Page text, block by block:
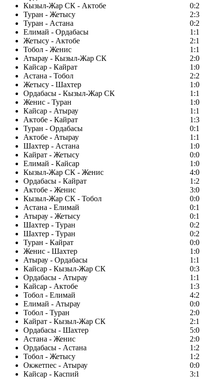
Кызыл-Жар СК - Актобе
0:2
Туран - Жетысу
2:3
Туран - Астана
0:2
Елимай - Ордабасы
1:1
Жетысу - Актобе
2:1
Тобол - Женис
1:1
Атырау - Кызыл-Жар СК
2:0
Кайсар - Кайрат
1:0
Астана - Тобол
2:2
Жетысу - Шахтер
1:0
Ордабасы - Кызыл-Жар СК
1:1
Женис - Туран
1:0
Кайсар - Атырау
1:1
Актобе - Кайрат
1:3
Туран - Ордабасы
0:1
Актобе - Атырау
1:1
Шахтер - Астана
1:0
Кайрат - Жетысу
0:0
Елимай - Кайсар
1:0
Кызыл-Жар СК - Женис
4:0
Ордабасы - Кайрат
1:2
Актобе - Женис
3:0
Кызыл-Жар СК - Тобол
0:0
Астана - Елимай
0:1
Атырау - Жетысу
0:1
Шахтер - Туран
0:2
Шахтер - Туран
0:2
Туран - Кайрат
0:0
Женис - Шахтер
1:0
Атырау - Ордабасы
1:1
Кайсар - Кызыл-Жар СК
0:3
Ордабасы - Атырау
1:1
Кайсар - Актобе
1:3
Тобол - Елимай
4:2
Елимай - Атырау
0:0
Тобол - Туран
2:0
Кайрат - Кызыл-Жар СК
2:1
Ордабасы - Шахтер
5:0
Астана - Женис
2:0
Ордабасы - Астана
1:2
Тобол - Жетысу
1:2
Окжетпес - Атырау
0:0
Кайсар - Каспий
3:1